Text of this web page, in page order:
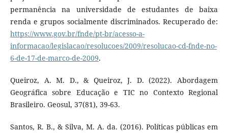
permanência na universidade de estudantes de baixa
renda e grupos socialmente discriminados. Recuperado de:
https://www.gov.br/fnde/pt-br/acesso-a-
informacao/legislacao/resolucoes/2009/resolucao-cd-fnde-no-
6-de-17-de-marco-de-2009.
Queiroz, A. M. D., & Queiroz, J. D. (2022). Abordagem
Geográfica sobre Educação e TIC no Contexto Regional
Brasileiro. Geosul, 37(81), 39-63.
Santos, R. B., & Silva, M. A. da. (2016). Políticas públicas em